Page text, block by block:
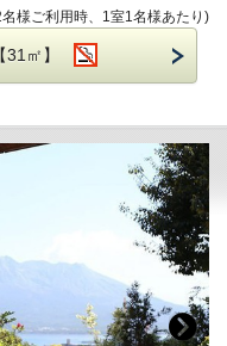
がございます。
き事前にお知らせください
頂けます。
せていただく場合がござい
させていただきます。
もございます。ご了承くだ
様ご利用時、1室1名様あたり)
31㎡】